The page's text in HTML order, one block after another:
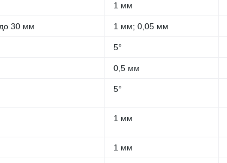
1 мм
30 мм 1 мм; 0,05 мм
5°
0,5 мм
5°
1 мм
1 мм